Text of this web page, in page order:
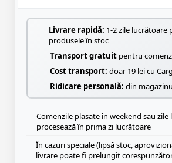
Livrare rapidă: 1-2 zile lucrătoare
produsele în stoc
Transport gratuit pentru
Cost transport: doar 19 lei cu
Ridicare personală: din
Comenzile plasate în weekend sau zile
procesează în prima zi lucrătoare
În cazuri speciale (lipsă stoc,
livrare poate fi prelungit